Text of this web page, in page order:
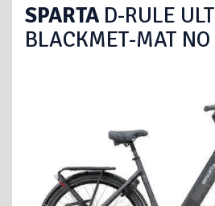
SPARTA D-RULE
BLACKMET-MAT NO